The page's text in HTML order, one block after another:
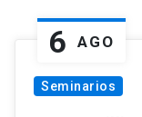
6 AGO
Seminarios